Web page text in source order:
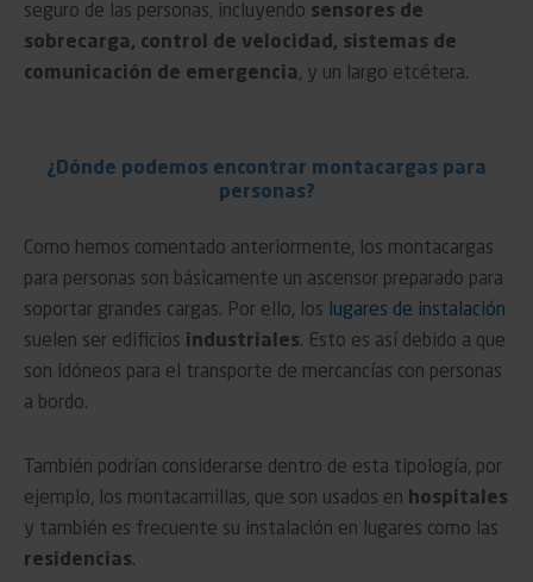
seguro de las personas, incluyendo sensores de
sobrecarga, control de velocidad, sistemas de
comunicación de emergencia, y un largo etcétera.
¿Dónde podemos encontrar montacargas para
personas?
Como hemos comentado anteriormente, los montacargas
para personas son básicamente un ascensor preparado para
soportar grandes cargas. Por ello, los
lugares de instalación
suelen ser edificios industriales. Esto es así debido a que
son idóneos para el transporte de mercancías con personas
a bordo.
También podrían considerarse dentro de esta tipología, por
ejemplo, los montacamillas, que son usados en hospitales
y también es frecuente su instalación en lugares como las
residencias.